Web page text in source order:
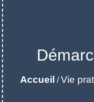
Accueil /Vie